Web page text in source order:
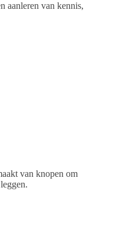
aanleren van kennis,
van knopen om